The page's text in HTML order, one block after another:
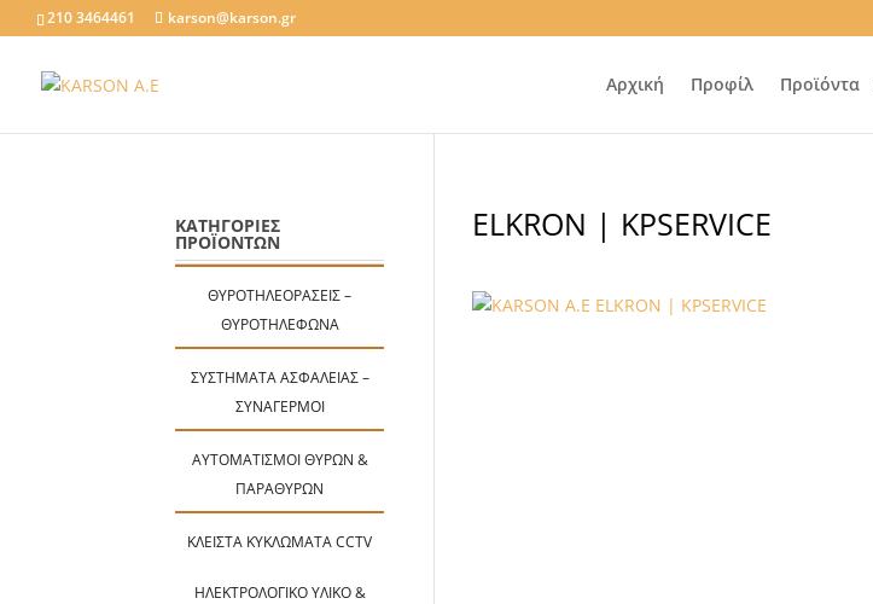
210 3464461 karson@karson.gr
Αρχική Προφίλ Προϊόντα
ELKRON | KPSERVICE
ΚΑΤΗΓΟΡΙΕΣ
ΠΡΟΪΟΝΤΩΝ
ΘΥΡΟΤΗΛΕΟΡΆΣΕΙΣ –
ΘΥΡΟΤΗΛΈΦΩΝΑ
ΣΥΣΤΉΜΑΤΑ ΑΣΦΑΛΕΊΑΣ –
ΣΥΝΑΓΕΡΜΟΊ
ΑΥΤΟΜΑΤΙΣΜΟΊ ΘΥΡΏΝ &
ΠΑΡΑΘΎΡΩΝ
ΚΛΕΙΣΤΆ ΚΥΚΛΏΜΑΤΑ CCTV
ΗΛΕΚΤΡΟΛΟΓΙΚΌ ΥΛΙΚΌ &